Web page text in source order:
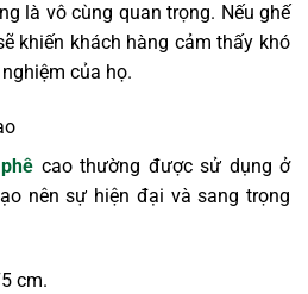
là vô cùng quan trọng. Nếu ghế
khiến khách hàng cảm thấy khó
của họ.
cao thường được sử dụng ở
nên sự hiện đại và sang trọng
cm.